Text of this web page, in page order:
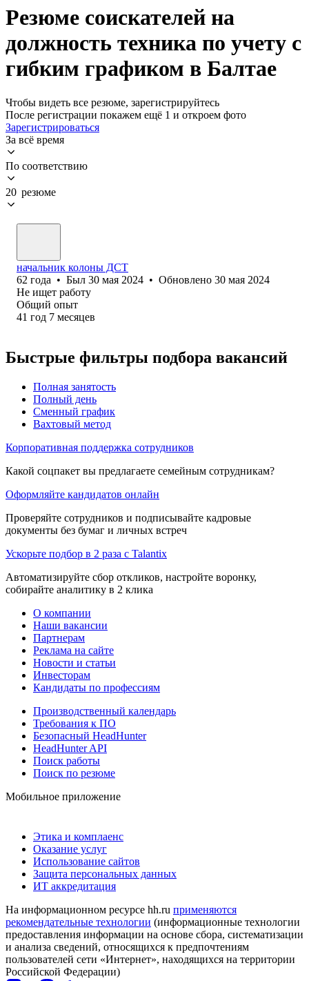
Резюме соискателей на
должность техника по учету с
гибким графиком в Балтае
Чтобы видеть все резюме, зарегистрируйтесь
После регистрации покажем ещё 1 и откроем фото
Зарегистрироваться
За всё время
По соответствию
20 резюме
начальник колоны ДСТ
62 года • Был 30 мая 2024 • Обновлено 30 мая 2024
Не ищет работу
Общий опыт
41 год 7 месяцев
Быстрые фильтры подбора вакансий
Полная занятость
Полный день
Сменный график
Вахтовый метод
Корпоративная поддержка сотрудников
Какой соцпакет вы предлагаете семейным сотрудникам?
Оформляйте кандидатов онлайн
Проверяйте сотрудников и подписывайте кадровые
документы без бумаг и личных встреч
Ускорьте подбор в 2 раза с Talantix
Автоматизируйте сбор откликов, настройте воронку,
собирайте аналитику в 2 клика
О компании
Наши вакансии
Партнерам
Реклама на сайте
Новости и статьи
Инвесторам
Кандидаты по профессиям
Производственный календарь
Требования к ПО
Безопасный HeadHunter
HeadHunter API
Поиск работы
Поиск по резюме
Мобильное приложение
Этика и комплаенс
Оказание услуг
Использование сайтов
Защита персональных данных
ИТ аккредитация
На информационном ресурсе hh.ru применяются
рекомендательные технологии (информационные технологии
предоставления информации на основе сбора, систематизации
и анализа сведений, относящихся к предпочтениям
пользователей сети «Интернет», находящихся на территории
Российской Федерации)